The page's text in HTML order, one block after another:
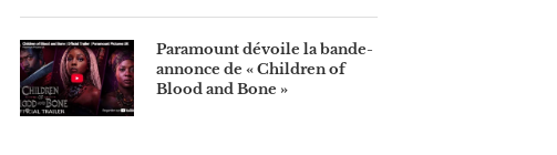
Paramount dévoile la bande-
annonce de « Children of
Blood and Bone »